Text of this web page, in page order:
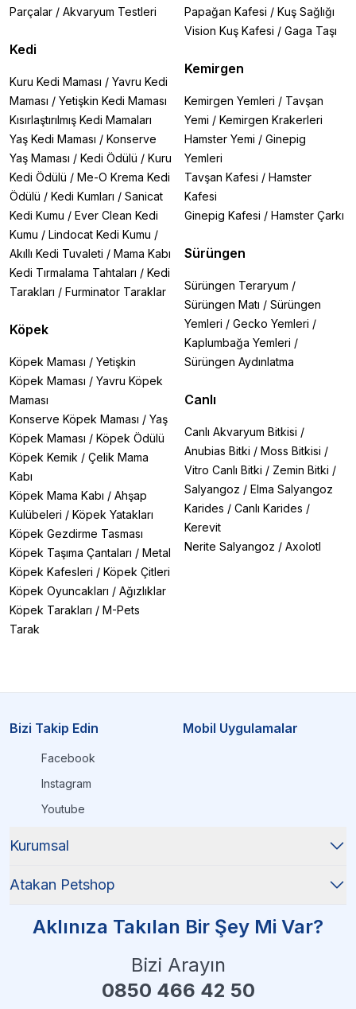
Parçalar / Akvaryum Testleri
Kedi
Kuru Kedi Maması / Yavru Kedi
Maması / Yetişkin Kedi Maması
Kısırlaştırılmış Kedi Mamaları
Yaş Kedi Maması / Konserve
Yaş Maması / Kedi Ödülü / Kuru
Kedi Ödülü / Me-O Krema Kedi
Ödülü / Kedi Kumları / Sanicat
Kedi Kumu / Ever Clean Kedi
Kumu / Lindocat Kedi Kumu /
Akıllı Kedi Tuvaleti / Mama Kabı
Kedi Tırmalama Tahtaları / Kedi
Tarakları / Furminator Taraklar
Köpek
Köpek Maması / Yetişkin
Köpek Maması / Yavru Köpek
Maması
Konserve Köpek Maması / Yaş
Köpek Maması / Köpek Ödülü
Köpek Kemik / Çelik Mama
Kabı
Köpek Mama Kabı / Ahşap
Kulübeleri / Köpek Yatakları
Köpek Gezdirme Tasması
Köpek Taşıma Çantaları / Metal
Köpek Kafesleri / Köpek Çitleri
Köpek Oyuncakları / Ağızlıklar
Köpek Tarakları / M-Pets
Tarak
Papağan Kafesi / Kuş Sağlığı
Vision Kuş Kafesi / Gaga Taşı
Kemirgen
Kemirgen Yemleri / Tavşan
Yemi / Kemirgen Krakerleri
Hamster Yemi / Ginepig
Yemleri
Tavşan Kafesi / Hamster
Kafesi
Ginepig Kafesi / Hamster Çarkı
Sürüngen
Sürüngen Teraryum /
Sürüngen Matı / Sürüngen
Yemleri / Gecko Yemleri /
Kaplumbağa Yemleri /
Sürüngen Aydınlatma
Canlı
Canlı Akvaryum Bitkisi /
Anubias Bitki / Moss Bitkisi /
Vitro Canlı Bitki / Zemin Bitki /
Salyangoz / Elma Salyangoz
Karides / Canlı Karides /
Kerevit
Nerite Salyangoz / Axolotl
Bizi Takip Edin
Facebook
Instagram
Youtube
Mobil Uygulamalar
Kurumsal
Atakan Petshop
Aklınıza Takılan Bir Şey Mi Var?
Bizi Arayın
0850 466 42 50